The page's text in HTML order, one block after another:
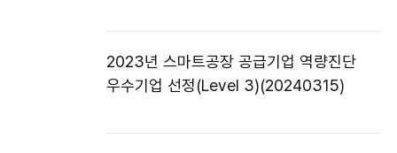
2023년 스마트공장 공급기업 역량진단
우수기업 선정(Level 3)(20240315)